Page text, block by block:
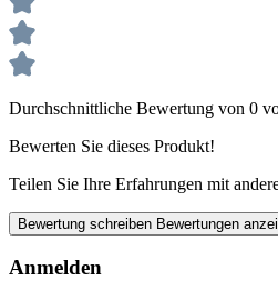
Durchschnittliche Bewertung von 0
Bewerten Sie dieses Produkt!
Teilen Sie Ihre Erfahrungen mit
Bewertung schreiben Bewertungen
Anmelden